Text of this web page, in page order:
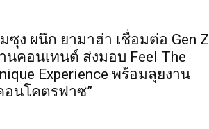
ซุง ผนึก ยามาฮ่า เชื่อมต่อ Gen Z
นคอนเทนต์ ส่งมอบ Feel The
Experience พร้อมลุยงาน
อนโคตรฟาซ”